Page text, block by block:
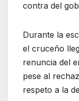
contra del
Durante la
el cruceño
renuncia del
pese al
respeto a la